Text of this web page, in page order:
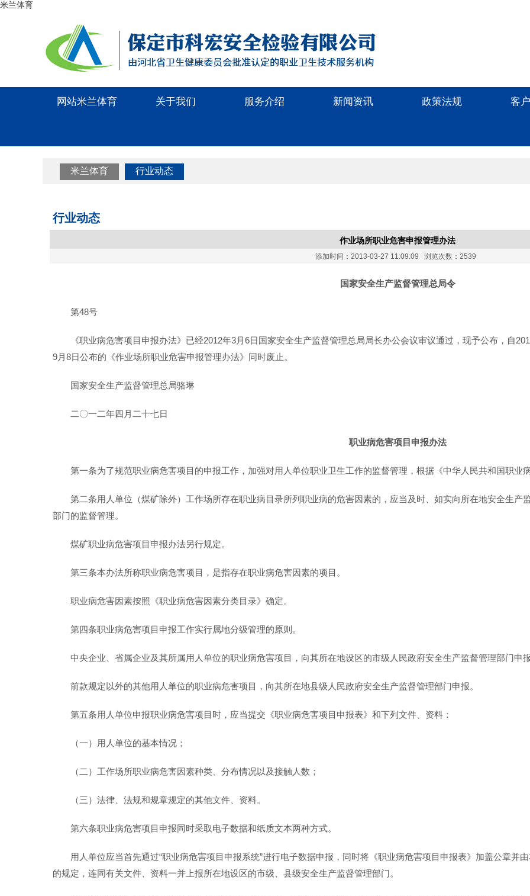
米兰体育
网站米兰体育 关于我们 服务介绍 新闻资讯 政策法规 客
米兰体育 行业动态
行业动态
作业场所职业危害申报管理办法
添加时间：2013-03-27 11:09:09 浏览次数：2539
国家安全生产监督管理总局令
第48号
《职业病危害项目申报办法》已经2012年3月6日国家安全生产监督管理总局局长办公会议审议通过，现予公布，自
9月8日公布的《作业场所职业危害申报管理办法》同时废止。
国家安全生产监督管理总局骆琳
二〇一二年四月二十七日
职业病危害项目申报办法
第一条为了规范职业病危害项目的申报工作，加强对用人单位职业卫生工作的监督管理，根据《中华人民共和国职业
第二条用人单位（煤矿除外）工作场所存在职业病目录所列职业病的危害因素的，应当及时、如实向所在地安全生产
部门的监督管理。
煤矿职业病危害项目申报办法另行规定。
第三条本办法所称职业病危害项目，是指存在职业病危害因素的项目。
职业病危害因素按照《职业病危害因素分类目录》确定。
第四条职业病危害项目申报工作实行属地分级管理的原则。
中央企业、省属企业及其所属用人单位的职业病危害项目，向其所在地设区的市级人民政府安全生产监督管理部门申
前款规定以外的其他用人单位的职业病危害项目，向其所在地县级人民政府安全生产监督管理部门申报。
第五条用人单位申报职业病危害项目时，应当提交《职业病危害项目申报表》和下列文件、资料：
（一）用人单位的基本情况；
（二）工作场所职业病危害因素种类、分布情况以及接触人数；
（三）法律、法规和规章规定的其他文件、资料。
第六条职业病危害项目申报同时采取电子数据和纸质文本两种方式。
用人单位应当首先通过“职业病危害项目申报系统”进行电子数据申报，同时将《职业病危害项目申报表》加盖公章并
的规定，连同有关文件、资料一并上报所在地设区的市级、县级安全生产监督管理部门。